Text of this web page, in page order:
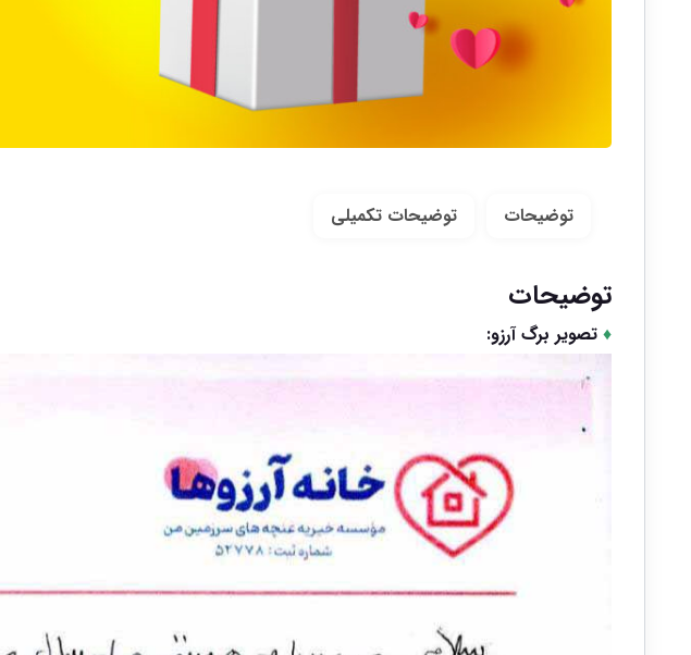
توضیحات توضیحات تکمیلی
توضیحات
♦ تصویر برگ آرزو: